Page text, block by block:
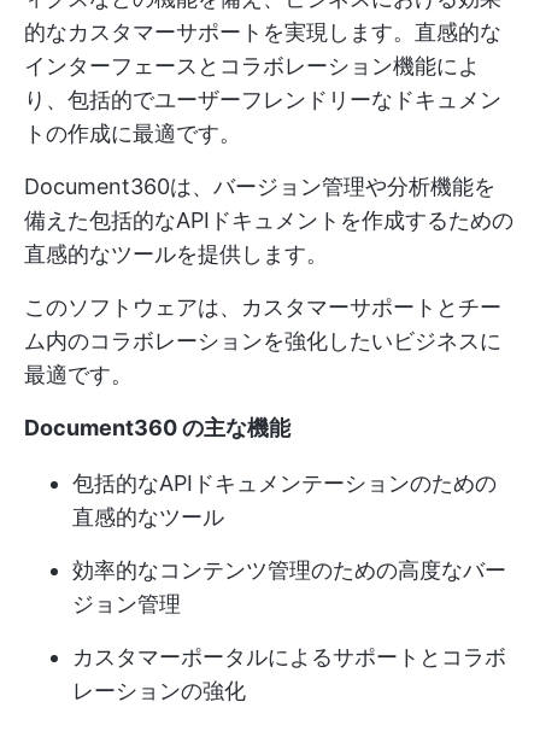
的なカスタマーサポートを実現します。直感的な
インターフェースとコラボレーション機能によ
り、包括的でユーザーフレンドリーなドキュメン
トの作成に最適です。
Document360は、バージョン管理や分析機能を
備えた包括的なAPIドキュメントを作成するための
直感的なツールを提供します。
このソフトウェアは、カスタマーサポートとチー
ム内のコラボレーションを強化したいビジネスに
最適です。
Document360 の主な機能
包括的なAPIドキュメンテーションのための
直感的なツール
効率的なコンテンツ管理のための高度なバー
ジョン管理
カスタマーポータルによるサポートとコラボ
レーションの強化